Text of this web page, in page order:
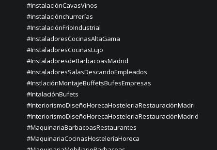
#InstalaciónCavasVinos
#instalaciónchurrerías
#InstalaciónFríoIndustrial
#InstaladoresCocinasAltaGama
#InstaladoresCocinasLujo
#InstaladoresdeBarbacoasMadrid
#InstaladoresSalasDescandoEmpleados
#InstlaciónMontajeBuffetsBufesEmpresas
#IntalaciónBufets
#InteriorismoDiseñoHorecaHosteleriaRestauraciónMadri
#InteriorismoDiseñoHorecaHosteleriaRestauraciónMadrid
#MaquinariaBarbacoasRestaurantes
#MaquinariaCocinasHosteleríaHoreca